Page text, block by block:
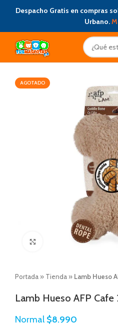
Despacho Gratis en compras
Urbano.
AGOTADO
Click to enlarge
Portada » Tienda » Lamb Hueso
Lamb Hueso AFP Cafe
Normal $8.990